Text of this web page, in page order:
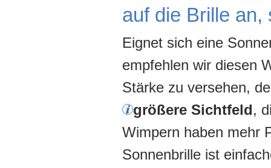
auf die Brille
Eignet sich eine
empfehlen wir diesen
Stärke zu versehen,
größere Sichtfeld,
Wimpern haben mehr
Sonnenbrille ist